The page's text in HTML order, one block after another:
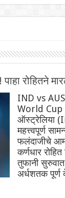
रोहितने
IND vs
World Cup
ऑस्ट्रेलिया
महत्त्वपूर्ण
फलंदाजीचे
कर्णधार
तुफानी
अर्धशतक पूर्ण